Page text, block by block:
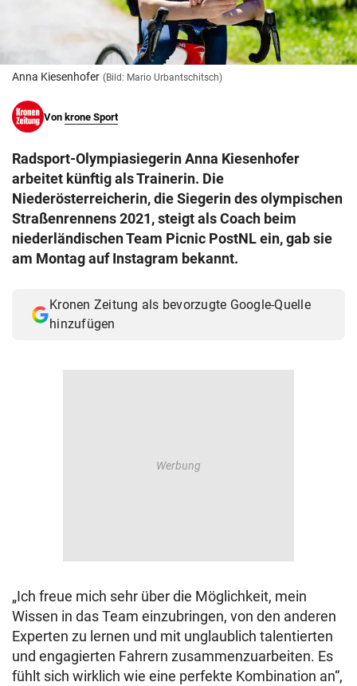
© Krone Multimedia GmbH & Co KG 2026
Muthgasse 2, 1190 Wien
Anna Kiesenhofer (Bild: Mario Urbantschitsch)
Von krone Sport
Radsport-Olympiasiegerin Anna Kiesenhofer
arbeitet künftig als Trainerin. Die
Niederösterreicherin, die Siegerin des olympischen
Straßenrennens 2021, steigt als Coach beim
niederländischen Team Picnic PostNL ein, gab sie
am Montag auf Instagram bekannt.
Kronen Zeitung als bevorzugte Google-Quelle
hinzufügen
„Ich freue mich sehr über die Möglichkeit, mein
Wissen in das Team einzubringen, von den anderen
Experten zu lernen und mit unglaublich talentierten
und engagierten Fahrern zusammenzuarbeiten. Es
fühlt sich wirklich wie eine perfekte Kombination an“,